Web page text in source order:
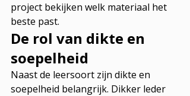
project bekijken welk materiaal het
beste past.
De rol van dikte en
soepelheid
Naast de leersoort zijn dikte en
soepelheid belangrijk. Dikker leder